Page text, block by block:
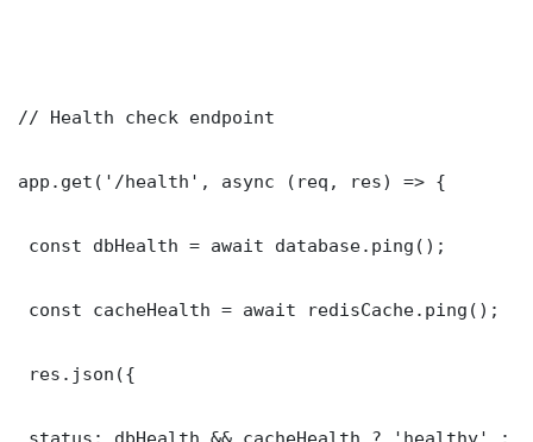
// Health check endpoint
app.get('/health', async (req, res) => {
const dbHealth = await database.ping();
const cacheHealth = await redisCache.ping();
res.json({
status: dbHealth && cacheHealth ? 'healthy' :